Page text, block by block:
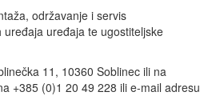
održavanje i servis
uređaja te ugostiteljske
11, 10360 Soblinec ili na
+385 (0)1 20 49 228 ili e-mail adresu